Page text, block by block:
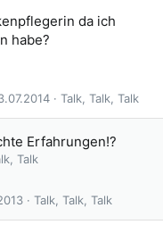
da ich
habe?
Talk, Talk, Talk
Erfahrungen!?
Talk
Talk, Talk, Talk